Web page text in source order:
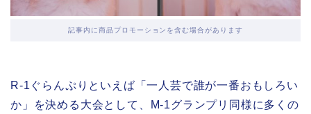
記事内に商品プロモーションを含む場合があります
R-1ぐらんぷりといえば「一人芸で誰が一番おもしろい
か」を決める大会として、M-1グランプリ同様に多くの